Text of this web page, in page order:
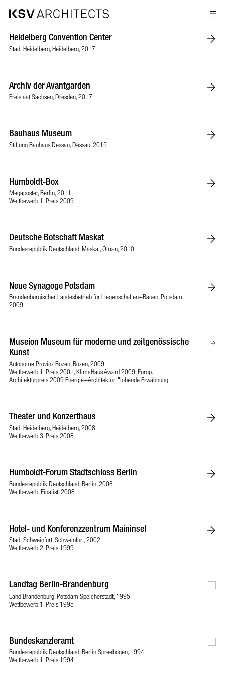
InhaltHeidelberg Convention Center
Stadt Heidelberg, Heidelberg, 2017
Archiv der Avantgarden
Freistaat Sachsen, Dresden, 2017
Bauhaus Museum
Stiftung Bauhaus Dessau, Dessau, 2015
Humboldt-Box
Megaposter, Berlin, 2011
Wettbewerb 1. Preis 2009
Deutsche Botschaft Maskat
Bundesrepublik Deutschland, Maskat, Oman, 2010
Neue Synagoge Potsdam
Brandenburgischer Landesbetrieb für Liegenschaften+Bauen, Potsdam,
2009
Museion Museum für moderne und zeitgenössische
Kunst
Autonome Provinz Bozen, Bozen, 2009
Wettbewerb 1. Preis 2001, KlimaHaus Award 2009, Europ.
Architekturpreis 2009 Energie+Architektur: "lobende Erwähnung"
Theater und Konzerthaus
Stadt Heidelberg, Heidelberg, 2008
Wettbewerb 3. Preis 2008
Humboldt-Forum Stadtschloss Berlin
Bundesrepublik Deutschland, Berlin, 2008
Wettbewerb, Finalist, 2008
Hotel- und Konferenzzentrum Maininsel
Stadt Schweinfurt, Schweinfurt, 2002
Wettbewerb 2. Preis 1999
Landtag Berlin-Brandenburg
Land Brandenburg, Potsdam Speicherstadt, 1995
Wettbewerb 1. Preis 1995
Bundeskanzleramt
Bundesrepublik Deutschland, Berlin Spreebogen, 1994
Wettbewerb 1. Preis 1994